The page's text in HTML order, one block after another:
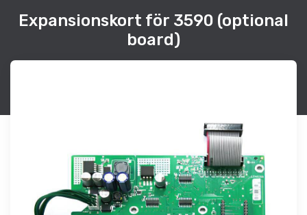
Expansionskort för 3590 (optional
board)